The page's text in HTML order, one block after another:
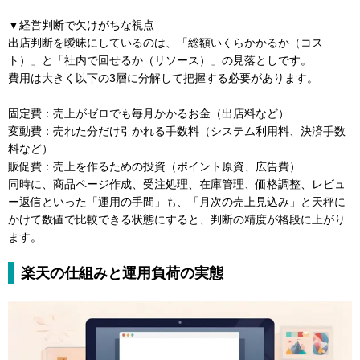
▼経営判断で欠けがちな視点
出店判断を曖昧にしているのは、「総額いくらかかるか（コス
ト）」と「社内で回せるか（リソース）」の見落としです。
費用は大きく以下の3層に分解して把握する必要があります。
固定費：売上がゼロでも毎月かかるお金（出店料など）
変動費：売れた分だけ引かれる手数料（システム利用料、決済手数
料など）
販促費：売上を作るための投資（ポイント原資、広告費）
同時に、商品ページ作成、受注処理、在庫管理、価格調整、レビュ
ー返信といった「運用の手間」も、「月次の売上見込み」と天秤に
かけて数値で比較できる状態にすると、判断の精度が格段に上がり
ます。
楽天の仕組みと運用負荷の実態